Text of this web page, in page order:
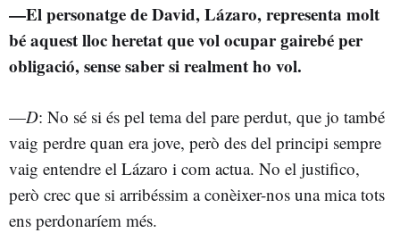
—El personatge de David, Lázaro, representa molt
bé aquest lloc heretat que vol ocupar gairebé per
obligació, sense saber si realment ho vol.
—D: No sé si és pel tema del pare perdut, que jo també
vaig perdre quan era jove, però des del principi sempre
vaig entendre el Lázaro i com actua. No el justifico,
però crec que si arribéssim a conèixer-nos una mica tots
ens perdonaríem més.